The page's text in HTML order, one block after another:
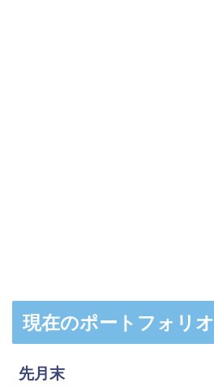
現在のポートフォリオ
先月末